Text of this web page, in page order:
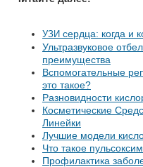
УЗИ сердца: когда и
Ультразвуковое
преимущества
Вспомогательные
это такое?
Разновидности
Косметические
Линейки
Лучшие модели
Что такое
Профилактика